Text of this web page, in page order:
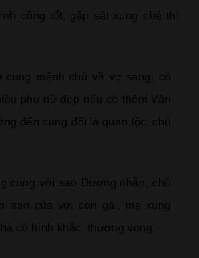
cũng tốt, gặp sát xung phá thì
cung mệnh chủ về vợ sang, có
phụ nữ đẹp nếu có thêm Văn
đến cung đối là quan lộc, chủ
cung với sao Dương nhẫn, chủ
sao của vợ, con gái, mẹ xung
có hình khắc, thương vong.